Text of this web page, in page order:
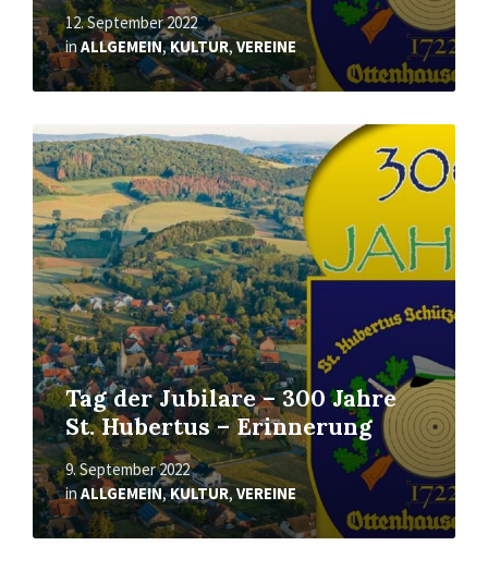
12. September 2022
inALLGEMEIN,KULTUR, VEREINE
Tag der Jubilare – 300 Jahre
St. Hubertus – Erinnerung
9. September 2022
inALLGEMEIN,KULTUR, VEREINE
Mehr
erfahren